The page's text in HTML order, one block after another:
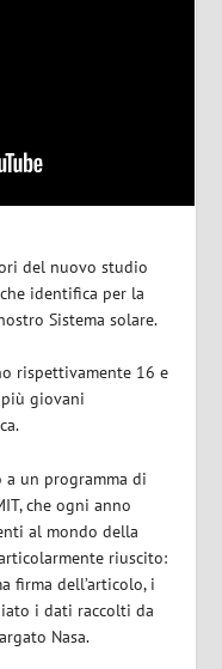
del nuovo studio
identifica per la
Sistema solare.
rispettivamente 16 e
giovani
un programma di
che ogni anno
al mondo della
riuscito:
firma dell’articolo, i
i dati raccolti da
Nasa.